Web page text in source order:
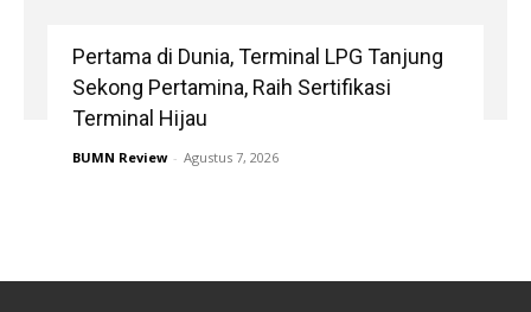
Pertama di Dunia, Terminal LPG Tanjung
Sekong Pertamina, Raih Sertifikasi
Terminal Hijau
BUMN Review - Agustus 7, 2026